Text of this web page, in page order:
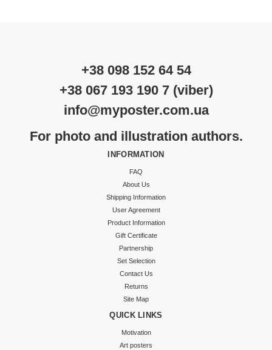
+38 098 152 64 54
+38 067 193 190 7 (viber)
info@myposter.com.ua
For photo and illustration authors.
INFORMATION
FAQ
About Us
Shipping Information
User Agreement
Product Information
Gift Certificate
Partnership
Set Selection
Contact Us
Returns
Site Map
QUICK LINKS
Motivation
Art posters